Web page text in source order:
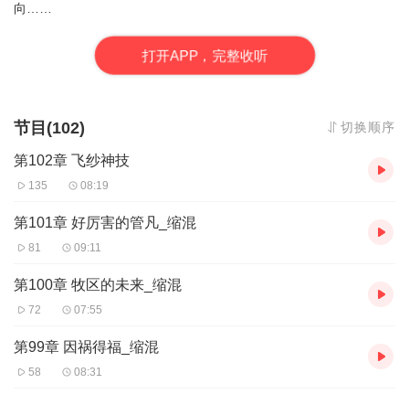
向……
打开APP，完整收听
节目(102) 切换顺序
第102章 飞纱神技
135 08:19
第101章 好厉害的管凡_缩混
81 09:11
第100章 牧区的未来_缩混
72 07:55
第99章 因祸得福_缩混
58 08:31